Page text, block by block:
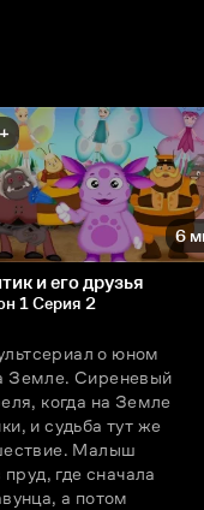
6
и его друзья
1 Серия 2
о юном
Земле. Сиреневый
когда на Земле
и судьба тут же
Малыш
где сначала
а потом